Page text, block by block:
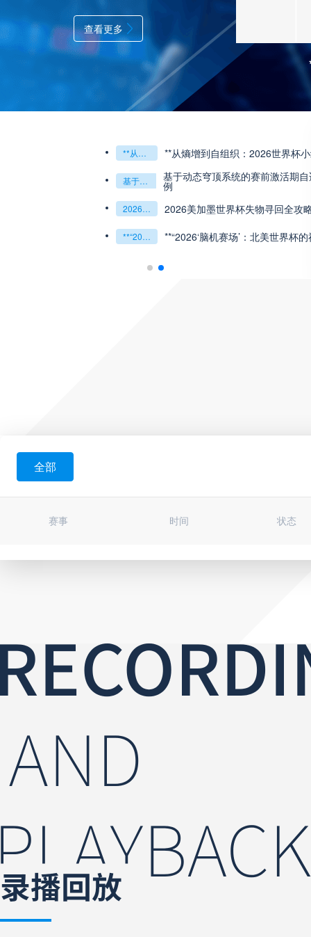
查看更多
**从熵增到自组织：2026世界杯小组赛战术系统的演化密码** **从熵增到自组织：2026世界杯
基于动态穹顶系统的赛前激活期自适应调控方案——以温哥华BC Place为案例 基于动态穹顶系统的赛前激活期
例
2026美加墨世界杯失物寻回全攻略（16城通兑版） 2026美加墨世界杯失物寻回全攻
**“2026‘脑机赛场’：北美世界杯的神经架构与生态裂变”** **“2026‘脑机赛场’：北美世界杯
全部
赛事 时间 状态